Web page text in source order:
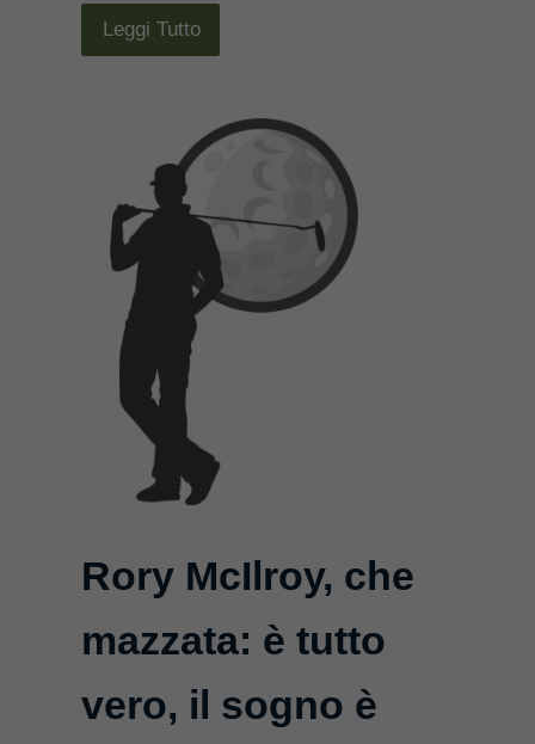
Leggi Tutto
Rory McIlroy, che
mazzata: è tutto
vero, il sogno è